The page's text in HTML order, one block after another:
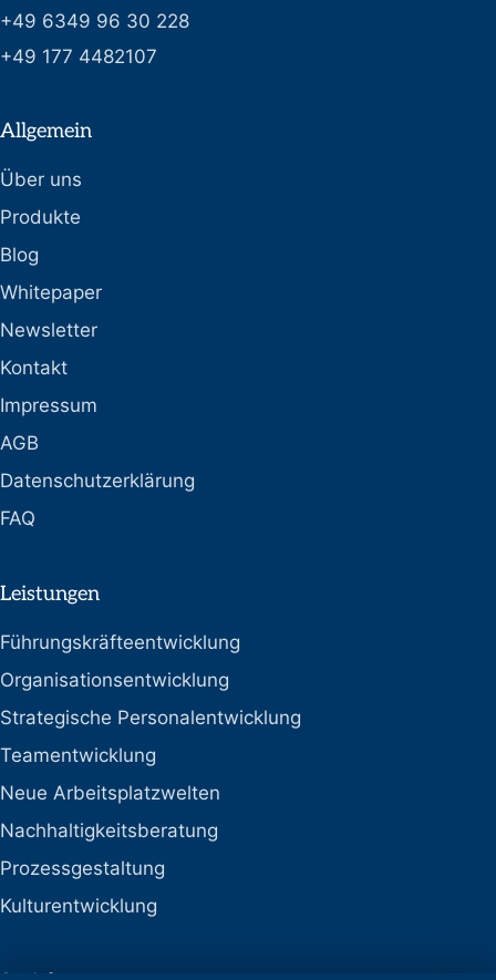
+49 6349 96 30 228
+49 177 4482107
Allgemein
Über uns
Produkte
Blog
Whitepaper
Newsletter
Kontakt
Impressum
AGB
Datenschutzerklärung
FAQ
Leistungen
Führungskräfteentwicklung
Organisationsentwicklung
Strategische Personalentwicklung
Teamentwicklung
Neue Arbeitsplatzwelten
Nachhaltigkeitsberatung
Prozessgestaltung
Kulturentwicklung